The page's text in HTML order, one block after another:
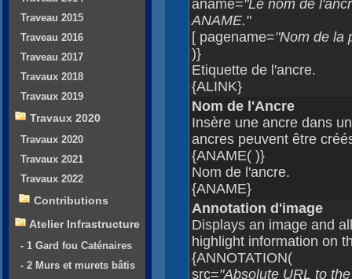
aname="Le nom de
ANAME."
[ pagename="Nom de la
)}
Etiquette de l'ancre.
{ALINK}
Nom de l'Ancre
Insère une ancre dans
ancres peuvent être
{ANAME( )}
Nom de l'ancre.
{ANAME}
Annotation d'image
Displays an image and
highlight information on
{ANNOTATION(
src="Absolute URL to
Traveau 2015
Traveau 2016
Traveau 2017
Travaux 2018
Travaux 2019
Travaux 2020
Travaux 2020
Travaux 2021
Travaux 2022
Contributions
Atelier Infrastructure
- 1 Gard fou Caténaires
- 2 Murs et murets bâtis